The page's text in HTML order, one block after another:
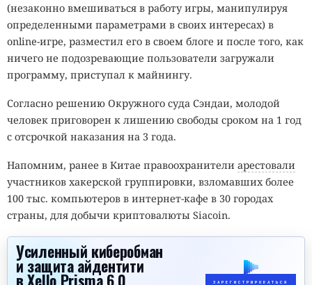
(незаконно вмешиваться в работу игры, манипулируя
определенными параметрами в своих интересах) в
online-игре, разместил его в своем блоге и после того, как
ничего не подозревающие пользователи загружали
программу, приступал к майнингу.
Согласно решению Окружного суда Сэндаи, молодой
человек приговорен к лишению свободы сроком на 1 год
с отсрочкой наказания на 3 года.
Напомним, ранее в Китае правоохранители арестовали
участников хакерской группировки, взломавших более
100 тыс. компьютеров в интернет-кафе в 30 городах
страны, для добычи криптовалюты Siacoin.
Усиленный киберобман
и защита айдентити
в Xello Prisma 6.0 ЗАРЕГИСТРИРОВАТЬСЯ